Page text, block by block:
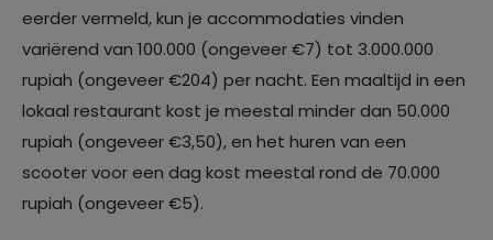
eerder vermeld, kun je accommodaties vinden
variërend van 100.000 (ongeveer €7) tot 3.000.000
rupiah (ongeveer €204) per nacht. Een maaltijd in een
lokaal restaurant kost je meestal minder dan 50.000
rupiah (ongeveer €3,50), en het huren van een
scooter voor een dag kost meestal rond de 70.000
rupiah (ongeveer €5).